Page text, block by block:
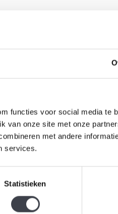
functies voor social media te
van onze site met onze
met andere
services.
Statistieken
Elegante kristallen